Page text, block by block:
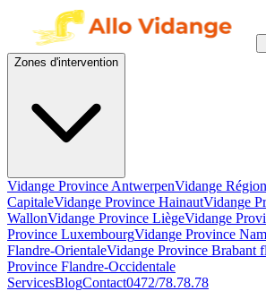
Zones d'intervention
Vidange Province AntwerpenVidange
CapitaleVidange Province HainautVidange
WallonVidange Province LiègeVidange
Province LuxembourgVidange Province
Flandre-OrientaleVidange Province Brabant
Province Flandre-Occidentale
ServicesBlogContact0472/78.78.78